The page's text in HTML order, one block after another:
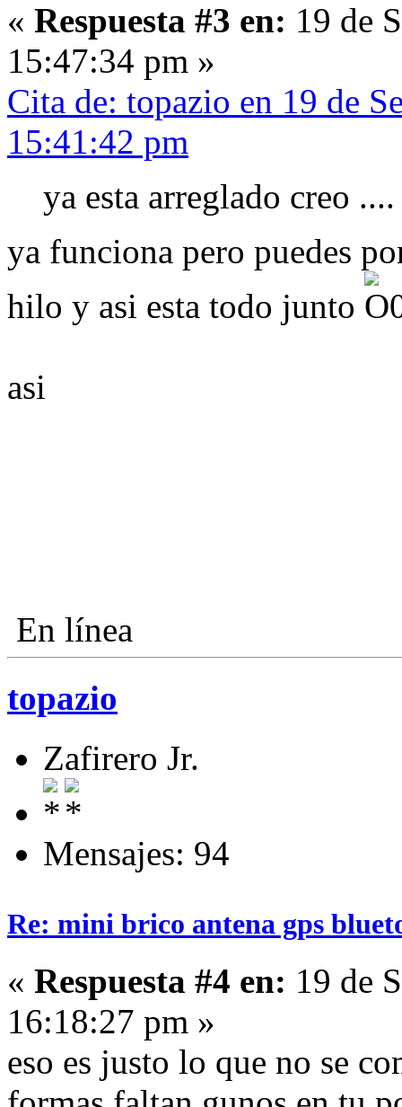
« Respuesta #3 en: 19 de
15:47:34 pm »
Cita de: topazio en 19 de
15:41:42 pm
ya esta arreglado creo ....
ya funciona pero puedes
hilo y asi esta todo junto
asi
En línea
topazio
Zafirero Jr.
Mensajes: 94
Re: mini brico antena gps
« Respuesta #4 en: 19 de
16:18:27 pm »
eso es justo lo que no se